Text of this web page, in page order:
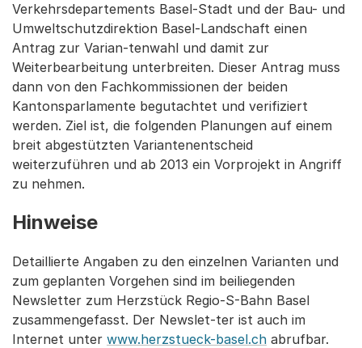
Verkehrsdepartements Basel-Stadt und der Bau- und
Umweltschutzdirektion Basel-Landschaft einen
Antrag zur Varian-tenwahl und damit zur
Weiterbearbeitung unterbreiten. Dieser Antrag muss
dann von den Fachkommissionen der beiden
Kantonsparlamente begutachtet und verifiziert
werden. Ziel ist, die folgenden Planungen auf einem
breit abgestützten Variantenentscheid
weiterzuführen und ab 2013 ein Vorprojekt in Angriff
zu nehmen.
Hinweise
Detaillierte Angaben zu den einzelnen Varianten und
zum geplanten Vorgehen sind im beiliegenden
Newsletter zum Herzstück Regio-S-Bahn Basel
zusammengefasst. Der Newslet-ter ist auch im
Internet unter www.herzstueck-basel.ch abrufbar.